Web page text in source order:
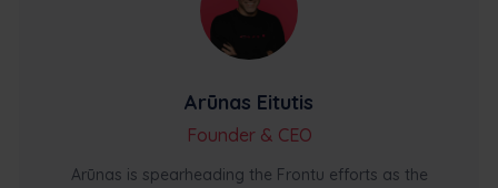
Arūnas Eitutis
Founder & CEO
Arūnas is spearheading the Frontu efforts as the